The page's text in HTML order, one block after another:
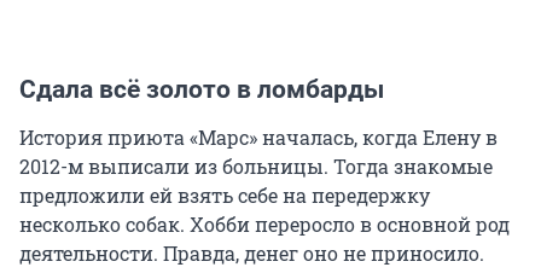
Сдала всё золото в ломбарды
История приюта «Марс» началась, когда Елену в
2012-м выписали из больницы. Тогда знакомые
предложили ей взять себе на передержку
несколько собак. Хобби переросло в основной род
деятельности. Правда, денег оно не приносило.